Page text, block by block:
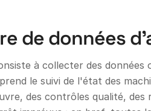
de données
à collecter des données
le suivi de l'état des
des contrôles qualité, des